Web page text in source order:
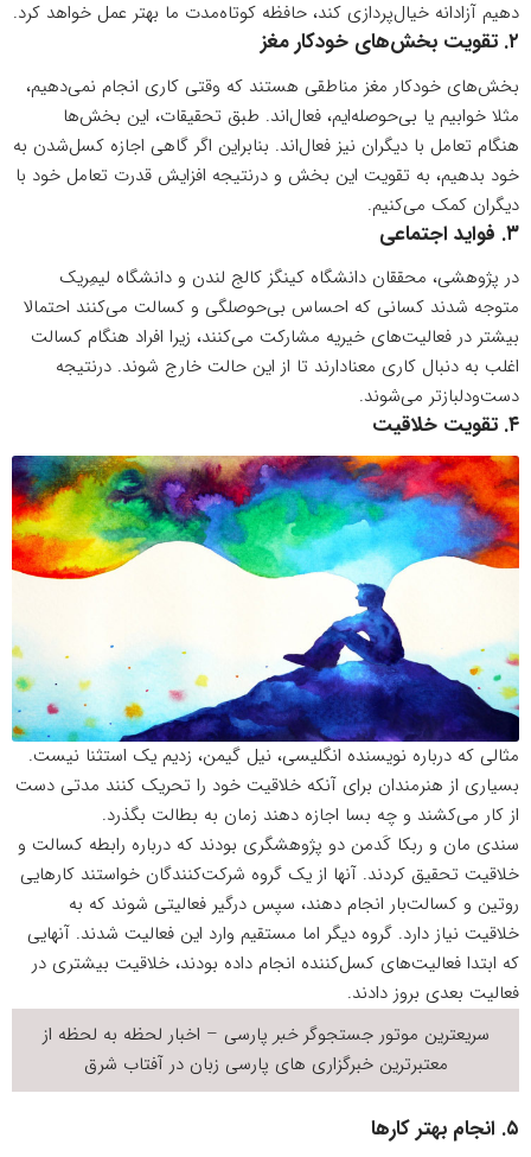
دهیم آزادانه خیال‌پردازی کند، حافظه کوتاه‌مدت ما بهتر عمل خواهد کرد.
۲. تقویت بخش‌های خودکار مغز
بخش‌های خودکار مغز مناطقی هستند که وقتی کاری انجام نمی‌دهیم،
مثلا خوابیم یا بی‌حوصله‌ایم، فعال‌اند. طبق تحقیقات، این بخش‌ها
هنگام تعامل با دیگران نیز فعال‌اند. بنابراین اگر گاهی اجازه کسل‌شدن به
خود بدهیم، به تقویت این بخش‌ و درنتیجه افزایش قدرت تعامل خود با
دیگران کمک می‌کنیم.
۳. فواید اجتماعی
در پژوهشی، محققان دانشگاه کینگز کالج لندن و دانشگاه لیمِریک
متوجه شدند کسانی که احساس بی‌‌حوصلگی و کسالت می‌کنند احتمالا
بیشتر در فعالیت‌های خیریه مشارکت می‌کنند، زیرا افراد هنگام کسالت
اغلب به دنبال کاری معنادارند تا از این حالت خارج شوند. درنتیجه
دست‌ودلبازتر می‌شوند.
۴. تقویت خلاقیت
مثالی که درباره نویسنده انگلیسی، نیل گیمن، زدیم یک استثنا نیست.
بسیاری از هنرمندان برای آنکه خلاقیت خود را تحریک کنند مدتی دست
از کار می‌کشند و چه بسا اجازه دهند زمان به بطالت بگذرد.
سندی مان و ربکا کَدمن دو پژوهشگری بودند که درباره رابطه کسالت و
خلاقیت تحقیق کردند. آنها از یک گروه شرکت‌کنندگان خواستند کارهایی
روتین و کسالت‌بار انجام دهند، سپس درگیر فعالیتی شوند که به
خلاقیت نیاز دارد. گروه دیگر اما مستقیم وارد این فعالیت شدند. آنهایی
که ابتدا فعالیت‌های کسل‌کننده انجام داده بودند، خلاقیت بیشتری در
فعالیت بعدی بروز دادند.
سریعترین موتور جستجوگرخبر پارسی – اخبار لحظه به لحظه از
معتبرترین خبرگزاری های پارسی زبان درآفتاب شرق
۵. انجام بهتر کارها